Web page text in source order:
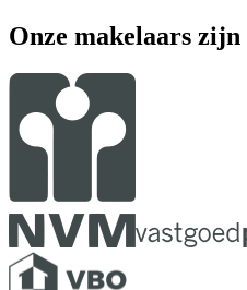
Onze makelaars